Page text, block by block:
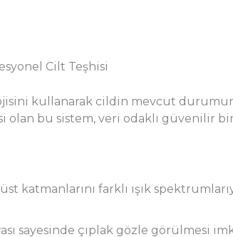
Cilt Teşhisi
kullanarak cildin mevcut
olan bu sistem, veri odaklı güvenilir
katmanlarını farklı ışık
sayesinde çıplak gözle görülmesi